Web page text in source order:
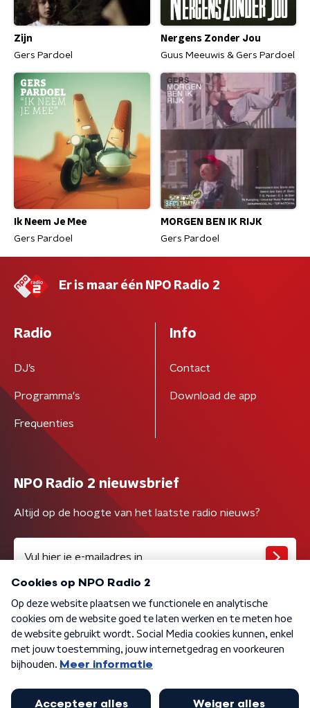
Zijn
Gers Pardoel
Nergens Zonder Jou
Guus Meeuwis & Gers Pardoel
Ik Neem Je Mee
Gers Pardoel
MORGEN BEN IK RIJK
Gers Pardoel
Er is maar één NPO Radio 2
Radio
DJ’s
Programma's
Frequenties
Info
Contact
Download de app
NPO Radio 2 nieuwsbrief
Altijd op de hoogte van het laatste radio nieuws?
Algemene voorwaarden Privacybeleid